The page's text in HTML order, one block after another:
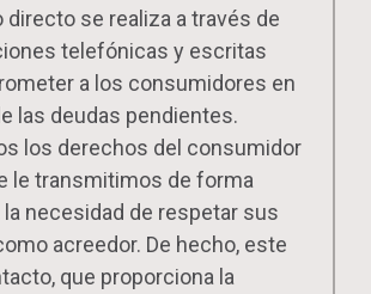
directo se realiza a través de
telefónicas y escritas
a los consumidores en
las deudas pendientes.
los derechos del consumidor
le transmitimos de forma
necesidad de respetar sus
acreedor. De hecho, este
que proporciona la